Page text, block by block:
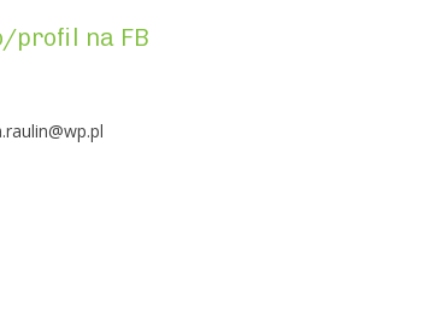
profil na FB